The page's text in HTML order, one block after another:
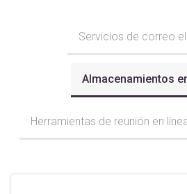
Servicios de correo
Almacenamientos
Herramientas de reunión en